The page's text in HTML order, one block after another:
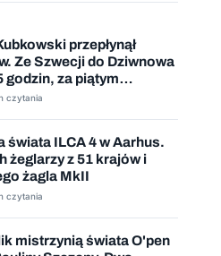
przepłynął
Ze Szwecji do Dziwnowa
godzin, za piątym
czytania
świata ILCA 4 w Aarhus.
żeglarzy z 51 krajów i
żagla MkII
czytania
mistrzynią świata O'pen